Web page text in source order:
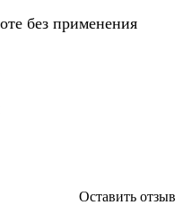
без применения
Оставить отзыв